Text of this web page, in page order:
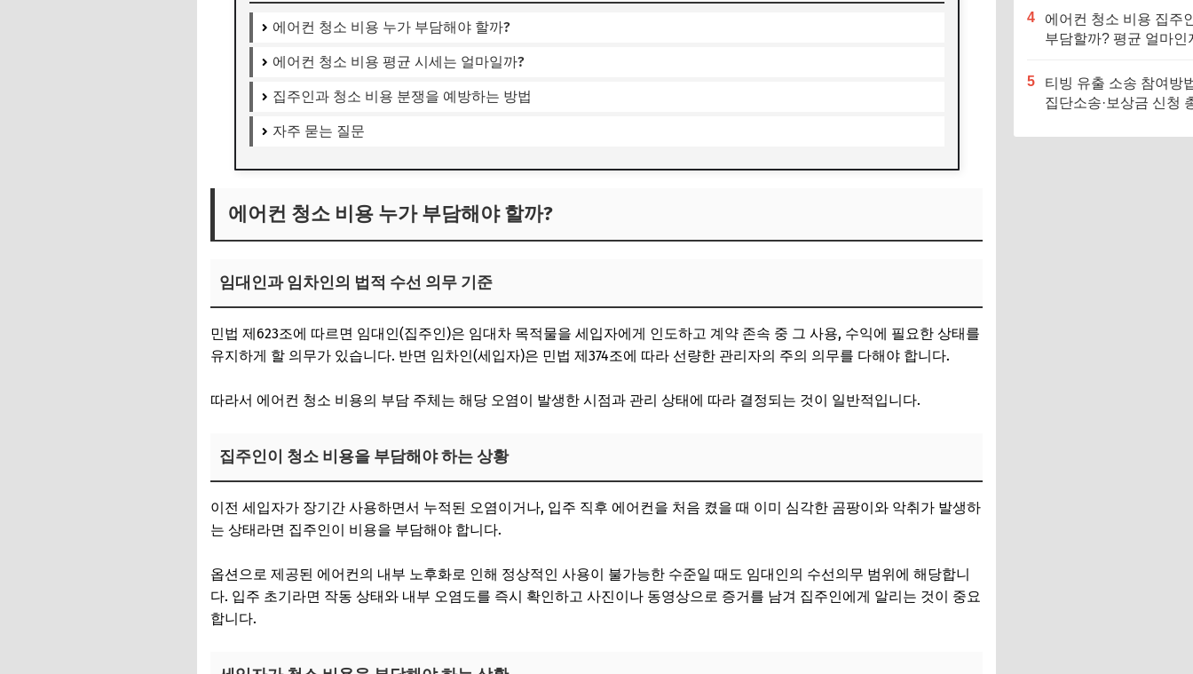
에어컨 청소 비용 누가 부담해야 할까?
에어컨 청소 비용 평균 시세는 얼마일까?
집주인과 청소 비용 분쟁을 예방하는 방법
자주 묻는 질문
에어컨 청소 비용 누가 부담해야 할까?
임대인과 임차인의 법적 수선 의무 기준
민법 제623조에 따르면 임대인(집주인)은 임대차 목적물을 세입자에게 인도하고 계약 존속 중 그 사용, 수익에 필요한 상태를
유지하게 할 의무가 있습니다. 반면 임차인(세입자)은 민법 제374조에 따라 선량한 관리자의 주의 의무를 다해야 합니다.
따라서 에어컨 청소 비용의 부담 주체는 해당 오염이 발생한 시점과 관리 상태에 따라 결정되는 것이 일반적입니다.
집주인이 청소 비용을 부담해야 하는 상황
이전 세입자가 장기간 사용하면서 누적된 오염이거나, 입주 직후 에어컨을 처음 켰을 때 이미 심각한 곰팡이와 악취가 발생하
는 상태라면 집주인이 비용을 부담해야 합니다.
옵션으로 제공된 에어컨의 내부 노후화로 인해 정상적인 사용이 불가능한 수준일 때도 임대인의 수선의무 범위에 해당합니
다. 입주 초기라면 작동 상태와 내부 오염도를 즉시 확인하고 사진이나 동영상으로 증거를 남겨 집주인에게 알리는 것이 중요
합니다.
4
에어컨 청소 비용 집주
부담할까? 평균 얼마인
5
티빙 유출 소송 참여방
집단소송·보상금 신청